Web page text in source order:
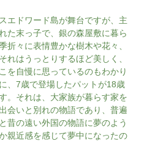
エドワード島が舞台ですが、主
た末っ子で、銀の森屋敷に暮ら
折々に表情豊かな樹木や花々、
れはうっとりするほど美しく、
を自慢に思っているのもわかり
、7歳で登場したパットが18歳
。それは、大家族が暮らす家を
会いと別れの物語であり、普遍
昔の遠い外国の物語に夢のよう
親近感を感じて夢中になったの